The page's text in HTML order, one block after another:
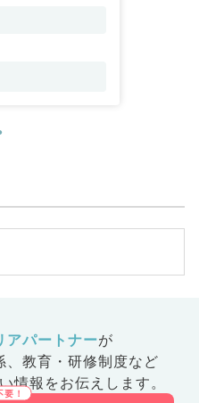
アパートナーが
教育・研修制度など
情報をお伝えします。